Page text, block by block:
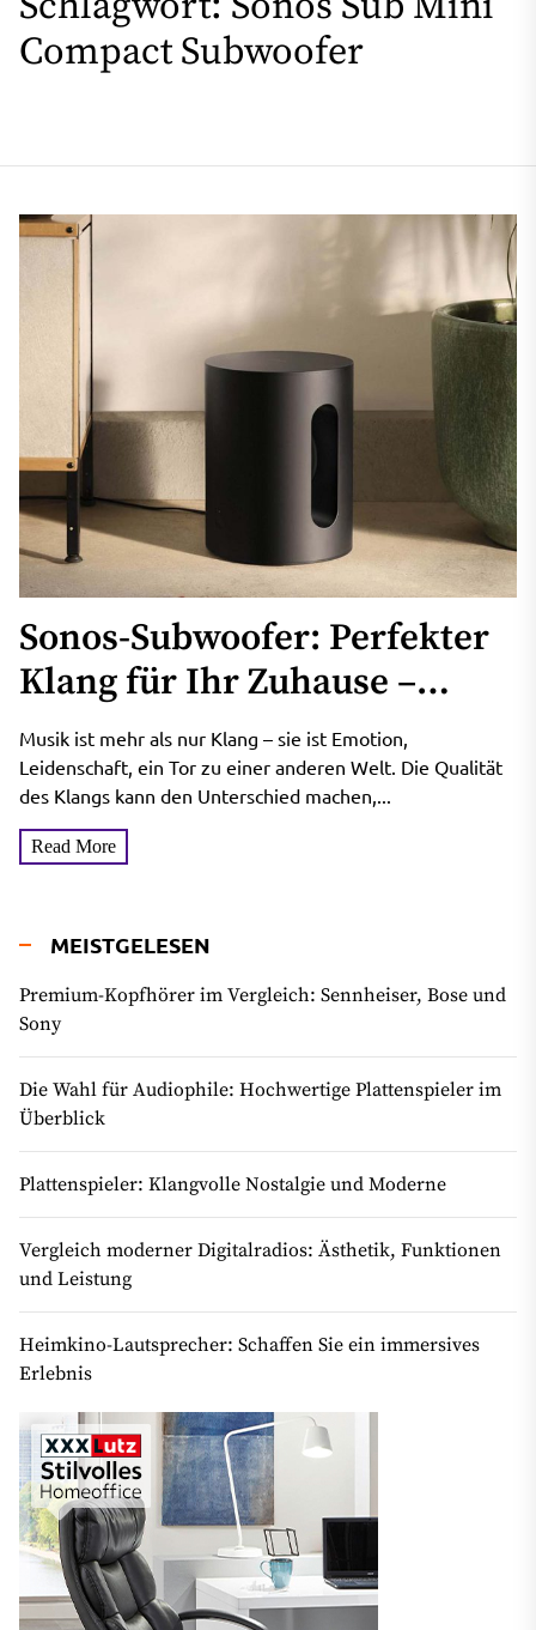
Compact Subwoofer
Sonos-Subwoofer: Perfekter
Klang für Ihr Zuhause –
Welcher ist der Richtige für
Sie?
Musik ist mehr als nur Klang – sie ist Emotion,
Leidenschaft, ein Tor zu einer anderen Welt. Die Qualität
des Klangs kann den Unterschied machen,...
Read More
MEISTGELESEN
Premium-Kopfhörer im Vergleich: Sennheiser, Bose und
Sony
Die Wahl für Audiophile: Hochwertige Plattenspieler im
Überblick
Plattenspieler: Klangvolle Nostalgie und Moderne
Vergleich moderner Digitalradios: Ästhetik, Funktionen
und Leistung
Heimkino-Lautsprecher: Schaffen Sie ein immersives
Erlebnis